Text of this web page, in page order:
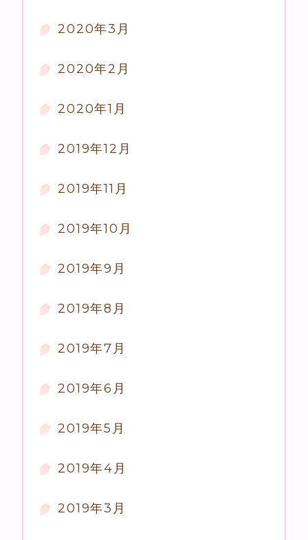
2020年3月
2020年2月
2020年1月
2019年12月
2019年11月
2019年10月
2019年9月
2019年8月
2019年7月
2019年6月
2019年5月
2019年4月
2019年3月